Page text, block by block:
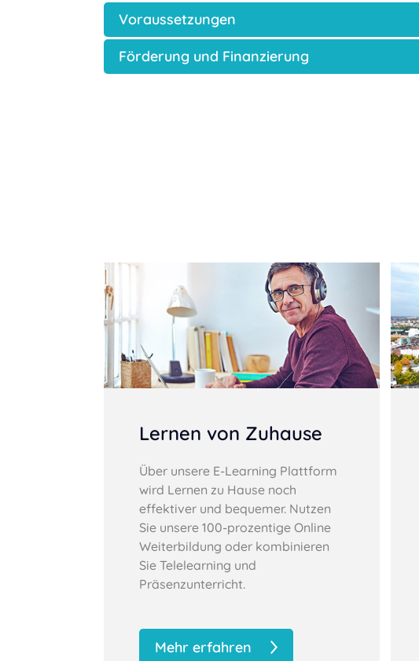
Voraussetzungen
Förderung und Finanzierung
Lernen von Zuhause
Über unsere E-Learning Plattform
wird Lernen zu Hause noch
effektiver und bequemer. Nutzen
Sie unsere 100-prozentige Online
Weiterbildung oder kombinieren
Sie Telelearning und
Präsenzunterricht.
Mehr erfahren